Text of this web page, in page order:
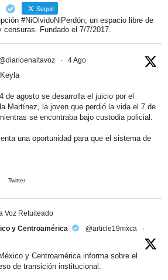
Seguir
#NiOlvidoNiPerdón, un espacio libre de
censuras. Fundado el 7/7/2017.
@diarioenaltavoz · 4 Ago
de agosto se desarrolla el juicio por el
Martínez, la joven que perdió la vida el 7 de
se encontraba bajo custodia policial.
una oportunidad para que el sistema de
Twitter
Voz Retuiteado
y Centroamérica
@article19mxca
·
y Centroamérica informa sobre el
de transición institucional.